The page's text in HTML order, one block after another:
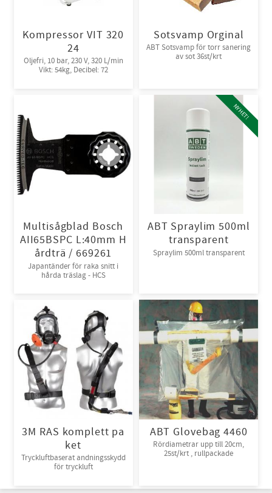
Kompressor VIT 320
24
Oljefri, 10 bar, 230 V, 320 L/min
Vikt: 54kg, Decibel: 72
Sotsvamp Orginal
ABT Sotsvamp för torr sanering
av sot 36st/krt
Multisågblad Bosch
AII65BSPC L:40mm H
årdträ / 669261
Japantänder för raka snitt i
hårda träslag - HCS
ABT Spraylim 500ml
transparent
Spraylim 500ml transparent
NYHET!
3M RAS komplett pa
ket
Tryckluftbaserat andningsskydd
för tryckluft
ABT Glovebag 4460
Rördiametrar upp till 20cm,
25st/krt , rullpackade